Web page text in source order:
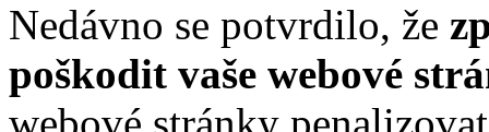
Nedávno se potvrdilo, že
poškodit vaše webové